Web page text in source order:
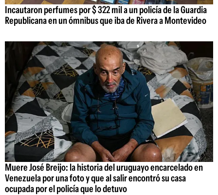
Incautaron perfumes por $ 322 mil a un policía de la Guardia
Republicana en un ómnibus que iba de Rivera a Montevideo
Muere José Breijo: la historia del uruguayo encarcelado en
Venezuela por una foto y que al salir encontró su casa
ocupada por el policía que lo detuvo